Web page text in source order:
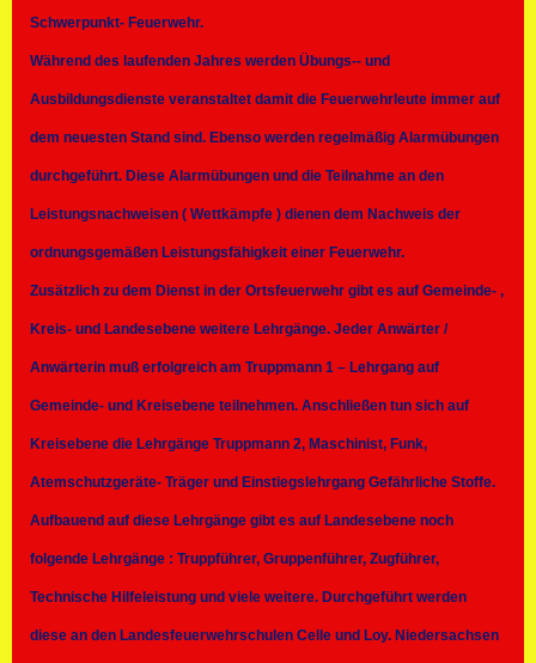
Schwerpunkt- Feuerwehr.
Während des laufenden Jahres werden Übungs-- und
Ausbildungsdienste veranstaltet damit die Feuerwehrleute immer auf
dem neuesten Stand sind. Ebenso werden regelmäßig Alarmübungen
durchgeführt. Diese Alarmübungen und die Teilnahme an den
Leistungsnachweisen ( Wettkämpfe ) dienen dem Nachweis der
ordnungsgemäßen Leistungsfähigkeit einer Feuerwehr.
Zusätzlich zu dem Dienst in der Ortsfeuerwehr gibt es auf Gemeinde- ,
Kreis- und Landesebene weitere Lehrgänge. Jeder Anwärter /
Anwärterin muß erfolgreich am Truppmann 1 – Lehrgang auf
Gemeinde- und Kreisebene teilnehmen. Anschließen tun sich auf
Kreisebene die Lehrgänge Truppmann 2, Maschinist, Funk,
Atemschutzgeräte- Träger und Einstiegslehrgang Gefährliche Stoffe.
Aufbauend auf diese Lehrgänge gibt es auf Landesebene noch
folgende Lehrgänge : Truppführer, Gruppenführer, Zugführer,
Technische Hilfeleistung und viele weitere. Durchgeführt werden
diese an den Landesfeuerwehrschulen Celle und Loy. Niedersachsen